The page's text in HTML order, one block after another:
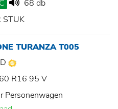
C
68 db
STUK
TURANZA T005
R16 95 V
Personenwagen